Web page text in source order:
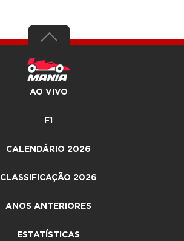
AO VIVO
F1
CALENDÁRIO 2026
CLASSIFICAÇÃO 2026
ANOS ANTERIORES
ESTATÍSTICAS